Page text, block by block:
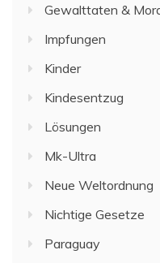
Gewalttaten &
Impfungen
Kinder
Kindesentzug
Lösungen
Mk-Ultra
Neue Weltordnung
Nichtige Gesetze
Paraguay